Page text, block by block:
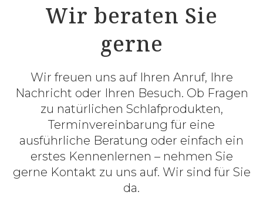
Wir beraten Sie
gerne
Wir freuen uns auf Ihren Anruf, Ihre
Nachricht oder Ihren Besuch. Ob Fragen
zu natürlichen Schlafprodukten,
Terminvereinbarung für eine
ausführliche Beratung oder einfach ein
erstes Kennenlernen – nehmen Sie
gerne Kontakt zu uns auf. Wir sind für Sie
da.